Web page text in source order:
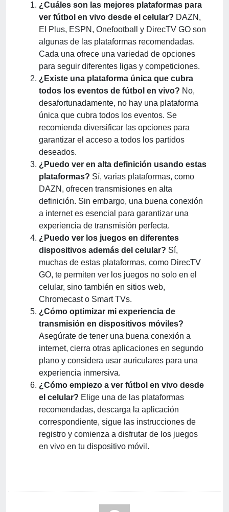
¿Cuáles son las mejores plataformas para
ver fútbol en vivo desde el celular? DAZN,
EI Plus, ESPN, Onefootball y DirecTV GO son
algunas de las plataformas recomendadas.
Cada una ofrece una variedad de opciones
para seguir diferentes ligas y competiciones.
¿Existe una plataforma única que cubra
todos los eventos de fútbol en vivo? No,
desafortunadamente, no hay una plataforma
única que cubra todos los eventos. Se
recomienda diversificar las opciones para
garantizar el acceso a todos los partidos
deseados.
¿Puedo ver en alta definición usando estas
plataformas? Sí, varias plataformas, como
DAZN, ofrecen transmisiones en alta
definición. Sin embargo, una buena conexión
a internet es esencial para garantizar una
experiencia de transmisión perfecta.
¿Puedo ver los juegos en diferentes
dispositivos además del celular? Sí,
muchas de estas plataformas, como DirecTV
GO, te permiten ver los juegos no solo en el
celular, sino también en sitios web,
Chromecast o Smart TVs.
¿Cómo optimizar mi experiencia de
transmisión en dispositivos móviles?
Asegúrate de tener una buena conexión a
internet, cierra otras aplicaciones en segundo
plano y considera usar auriculares para una
experiencia inmersiva.
¿Cómo empiezo a ver fútbol en vivo desde
el celular? Elige una de las plataformas
recomendadas, descarga la aplicación
correspondiente, sigue las instrucciones de
registro y comienza a disfrutar de los juegos
en vivo en tu dispositivo móvil.